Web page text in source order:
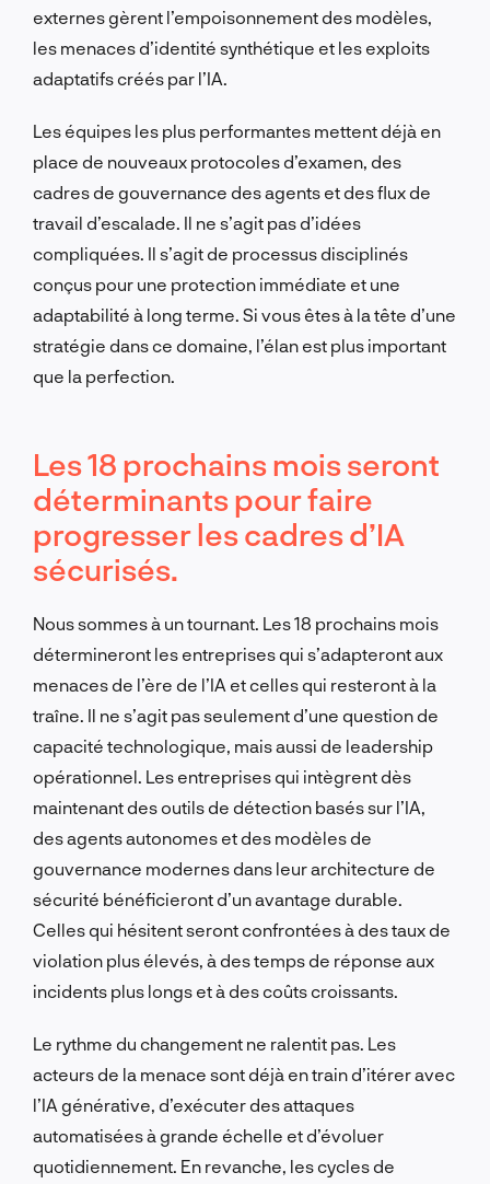
externes gèrent l’empoisonnement des modèles,
les menaces d’identité synthétique et les exploits
adaptatifs créés par l’IA.
Les équipes les plus performantes mettent déjà en
place de nouveaux protocoles d’examen, des
cadres de gouvernance des agents et des flux de
travail d’escalade. Il ne s’agit pas d’idées
compliquées. Il s’agit de processus disciplinés
conçus pour une protection immédiate et une
adaptabilité à long terme. Si vous êtes à la tête d’une
stratégie dans ce domaine, l’élan est plus important
que la perfection.
Les 18 prochains mois seront
déterminants pour faire
progresser les cadres d’IA
sécurisés.
Nous sommes à un tournant. Les 18 prochains mois
détermineront les entreprises qui s’adapteront aux
menaces de l’ère de l’IA et celles qui resteront à la
traîne. Il ne s’agit pas seulement d’une question de
capacité technologique, mais aussi de leadership
opérationnel. Les entreprises qui intègrent dès
maintenant des outils de détection basés sur l’IA,
des agents autonomes et des modèles de
gouvernance modernes dans leur architecture de
sécurité bénéficieront d’un avantage durable.
Celles qui hésitent seront confrontées à des taux de
violation plus élevés, à des temps de réponse aux
incidents plus longs et à des coûts croissants.
Le rythme du changement ne ralentit pas. Les
acteurs de la menace sont déjà en train d’itérer avec
l’IA générative, d’exécuter des attaques
automatisées à grande échelle et d’évoluer
quotidiennement. En revanche, les cycles de